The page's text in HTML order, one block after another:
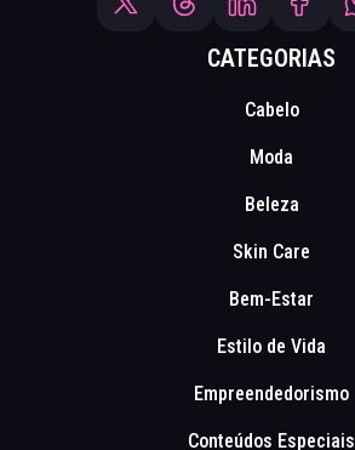
CATEGORIAS
Cabelo
Moda
Beleza
Skin Care
Bem-Estar
Estilo de Vida
Empreendedorismo
Conteúdos Especiais